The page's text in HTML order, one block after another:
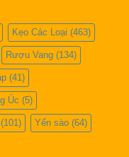
Kẹo Các Loại (463)
Rượu Vang (134)
(41)
Úc (5)
(101) Yến sào (64)